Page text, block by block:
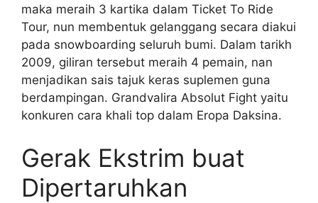
maka meraih 3 kartika dalam Ticket To Ride
Tour, nun membentuk gelanggang secara diakui
pada snowboarding seluruh bumi. Dalam tarikh
2009, giliran tersebut meraih 4 pemain, nan
menjadikan sais tajuk keras suplemen guna
berdampingan. Grandvalira Absolut Fight yaitu
konkuren cara khali top dalam Eropa Daksina.
Gerak Ekstrim buat
Dipertaruhkan